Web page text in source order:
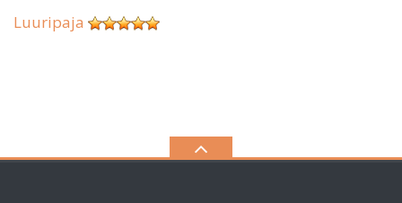
Luuripaja